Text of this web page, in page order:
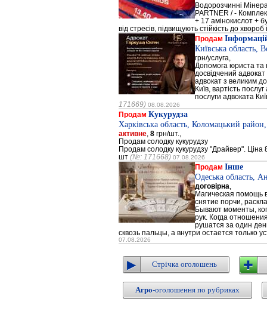
Водорозчинні
PARTNER / -
+ 17 амінокислот +
від стресів, підвищують стійкість до хвороб
Продам
Київська область,
грн/услуга,
Допомога юриста та
досвідчений
адвокат з великим
Київ, вартість
послуги адвоката
171669) 08.08.2026
Продам Кукурудза
Харківська область, Коломацький район,
активне 8 грн/шт.,
Продам солодку кукурудзу
Продам солодку кукурудзу "Драйвер". Ціна
шт (№: 171668) 07.08.2026
Продам Інше
Одеська область,
договірна
Магическая помощь
снятие порчи,
Бывают моменты,
рук. Когда
рушатся за один
сквозь пальцы, а внутри остается только
07.08.2026
Стрічка оголошень
Агро-оголошення по рубриках